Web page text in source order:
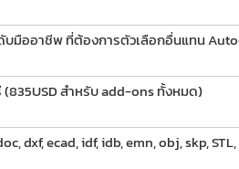
บมืออาชีพ ที่ต้องการตัวเลือกอื่นแทน
สำหรับ add-ons ทั้งหมด)
dxf, ecad, idf, idb, emn, obj, skp,